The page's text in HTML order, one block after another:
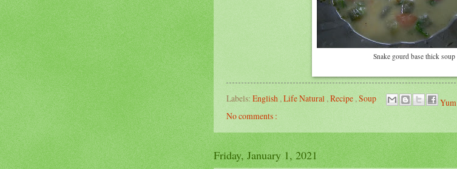
Snake gourd base thick soup
Labels: English , Life Natural , Recipe , Soup
Yum
No comments :
Friday, January 1, 2021